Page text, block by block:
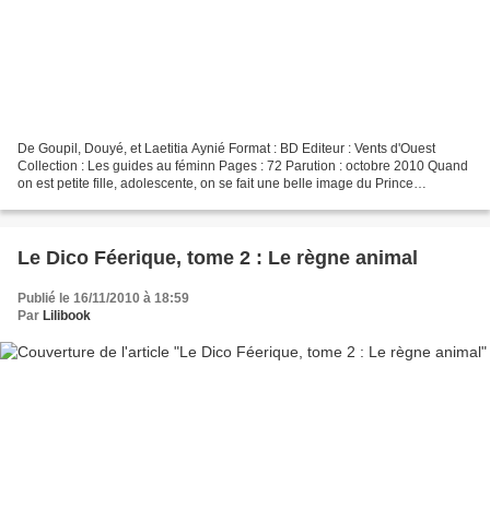
De Goupil, Douyé, et Laetitia Aynié Format : BD Editeur : Vents d'Ouest
Collection : Les guides au féminn Pages : 72 Parution : octobre 2010 Quand
on est petite fille, adolescente, on se fait une belle image du Prince
Le Dico Féerique, tome 2 : Le règne animal
Publié le 16/11/2010 à 18:59
Par Lilibook